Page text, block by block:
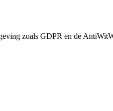
zoals GDPR en de